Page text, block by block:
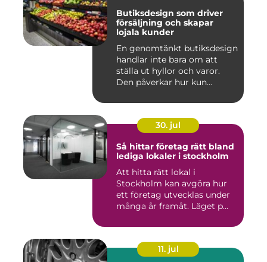
Butiksdesign som driver
försäljning och skapar
lojala kunder
En genomtänkt butiksdesign
handlar inte bara om att
ställa ut hyllor och varor.
Den påverkar hur kun...
30. jul
Så hittar företag rätt bland
lediga lokaler i stockholm
Att hitta rätt lokal i
Stockholm kan avgöra hur
ett företag utvecklas under
många år framåt. Läget p...
11. jul